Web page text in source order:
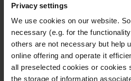
Privacy settings
We use cookies on our website.
necessary (e.g. for the
others are not necessary but help
online offering and operate it
all preselected cookies or cookies
the storage of information
OGGETTO *
TU MENSAJE PARA NUS *